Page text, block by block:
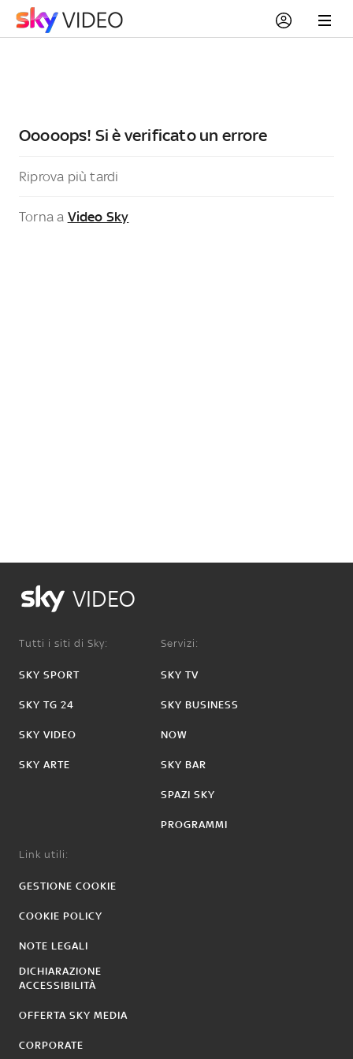
Ooooops! Si è verificato un errore
Riprova più tardi
Torna a Video Sky
VIDEO
Tutti i siti di Sky:
SKY SPORT
SKY TG 24
SKY VIDEO
SKY ARTE
Servizi:
SKY TV
SKY BUSINESS
NOW
SKY BAR
SPAZI SKY
PROGRAMMI
Link utili:
GESTIONE COOKIE
COOKIE POLICY
NOTE LEGALI
DICHIARAZIONE
ACCESSIBILITÀ
OFFERTA SKY MEDIA
CORPORATE